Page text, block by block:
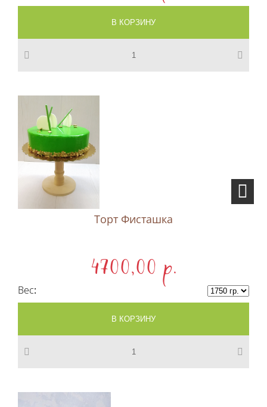
Торт Фисташка
4700,00 p.
Вес